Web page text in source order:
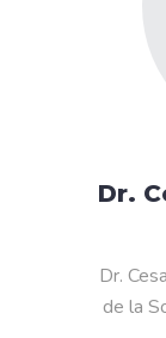
Dr.
Dr.
de la